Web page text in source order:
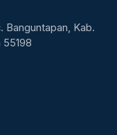
Banguntapan, Kab.